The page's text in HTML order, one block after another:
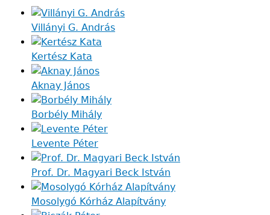
Villányi G. András
Kertész Kata
Aknay János
Borbély Mihály
Levente Péter
Prof. Dr. Magyari Beck István
Mosolygó Kórház Alapítvány